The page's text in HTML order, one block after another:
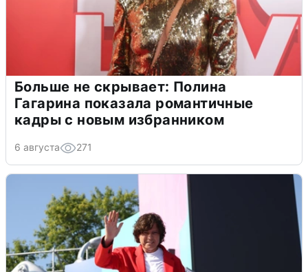
Больше не скрывает: Полина
Гагарина показала романтичные
кадры с новым избранником
6 августа 271